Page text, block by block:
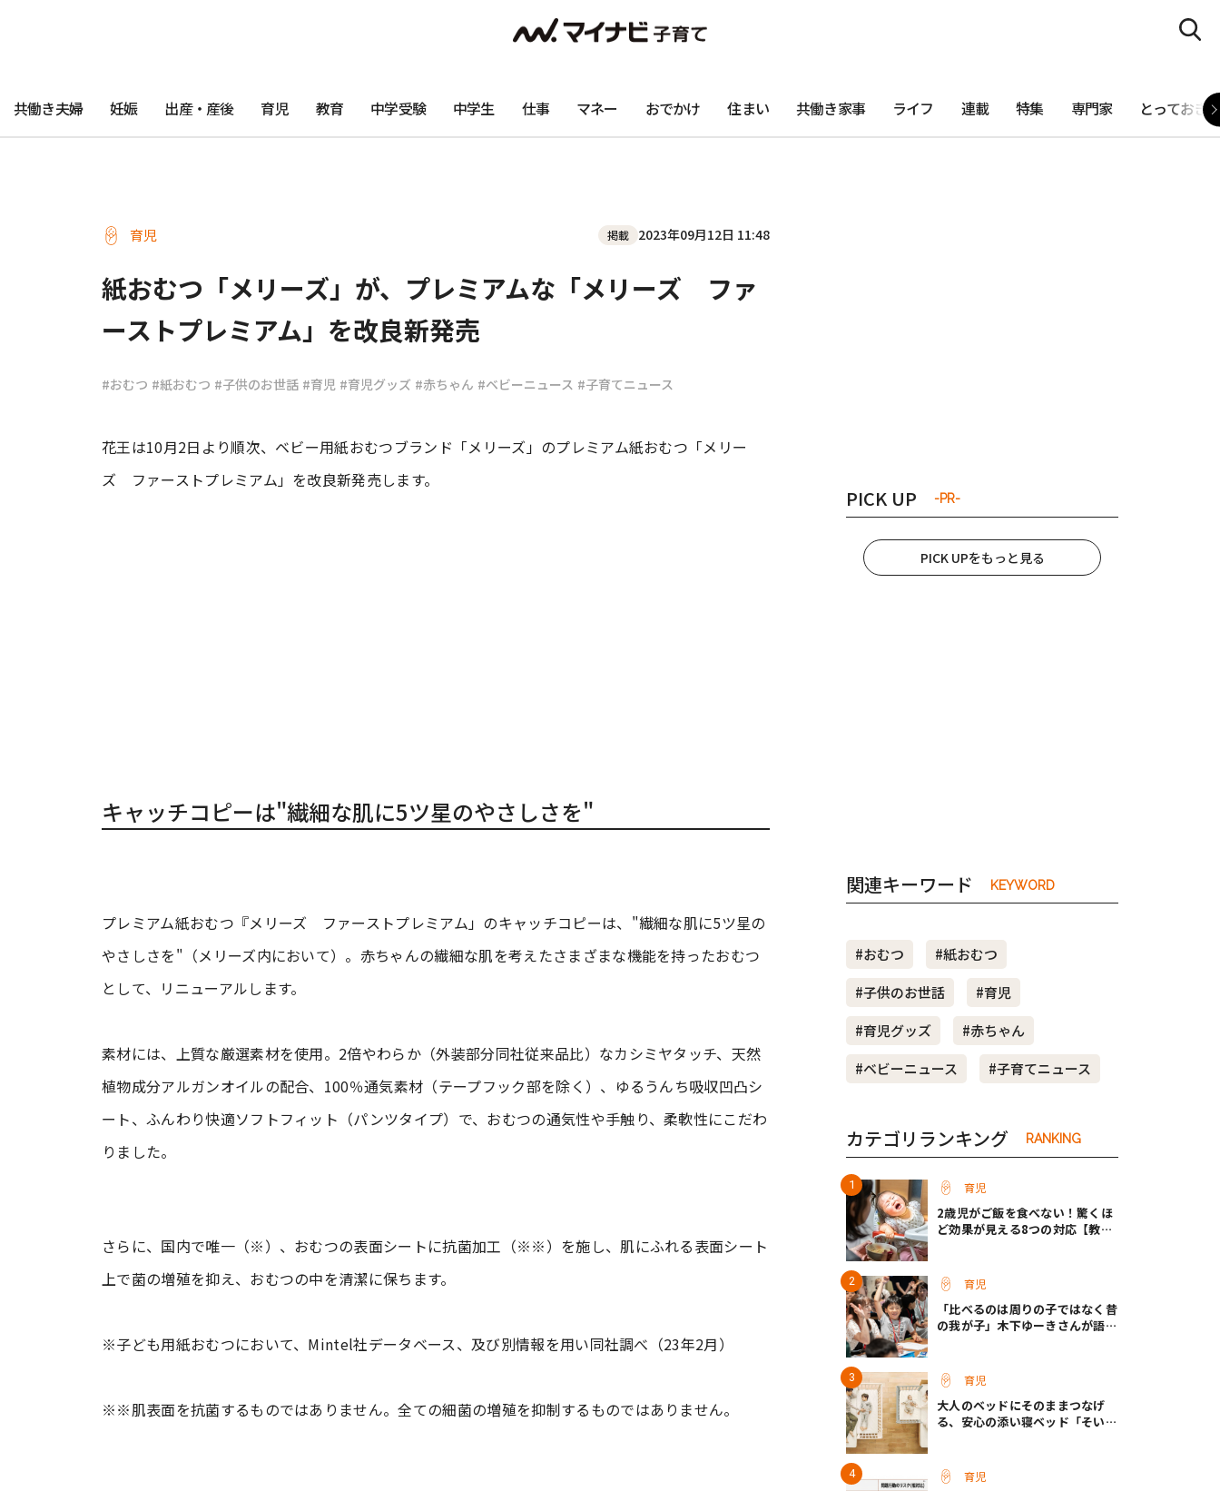
共働き夫婦 妊娠 出産・産後 育児 教育 中学受験 中学生 仕事 マネー おでかけ 住まい 共働き家事 ライフ 連載 特集 専門家 とっておき
育児 掲載 2023年09月12日 11:48
紙おむつ「メリーズ」が、プレミアムな「メリーズ ファ
ーストプレミアム」を改良新発売
#おむつ #紙おむつ #子供のお世話 #育児 #育児グッズ #赤ちゃん #ベビーニュース #子育てニュース
花王は10月2日より順次、ベビー用紙おむつブランド「メリーズ」のプレミアム紙おむつ「メリー
ズ ファーストプレミアム」を改良新発売します。
キャッチコピーは"繊細な肌に5ツ星のやさしさを"
プレミアム紙おむつ『メリーズ ファーストプレミアム」のキャッチコピーは、"繊細な肌に5ツ星の
やさしさを"（メリーズ内において）。赤ちゃんの繊細な肌を考えたさまざまな機能を持ったおむつ
として、リニューアルします。
素材には、上質な厳選素材を使用。2倍やわらか（外装部分同社従来品比）なカシミヤタッチ、天然
植物成分アルガンオイルの配合、100％通気素材（テープフック部を除く）、ゆるうんち吸収凹凸シ
ート、ふんわり快適ソフトフィット（パンツタイプ）で、おむつの通気性や手触り、柔軟性にこだわ
りました。
さらに、国内で唯一（※）、おむつの表面シートに抗菌加工（※※）を施し、肌にふれる表面シート
上で菌の増殖を抑え、おむつの中を清潔に保ちます。
※子ども用紙おむつにおいて、Mintel社データベース、及び別情報を用い同社調べ（23年2月）
※※肌表面を抗菌するものではありません。全ての細菌の増殖を抑制するものではありません。
PICK UP -PR-
PICK UPをもっと見る
関連キーワード KEYWORD
#おむつ
#紙おむつ
#子供のお世話
#育児
#育児グッズ
#赤ちゃん
#ベビーニュース
#子育てニュース
カテゴリランキング RANKING
育児
2歳児がご飯を食べない！驚くほ
ど効果が見える8つの対応【教え
育児
「比べるのは周りの子ではなく昔
の我が子」木下ゆーきさんが語っ
育児
大人のベッドにそのままつなげ
る、安心の添い寝ベッド「そいね
育児